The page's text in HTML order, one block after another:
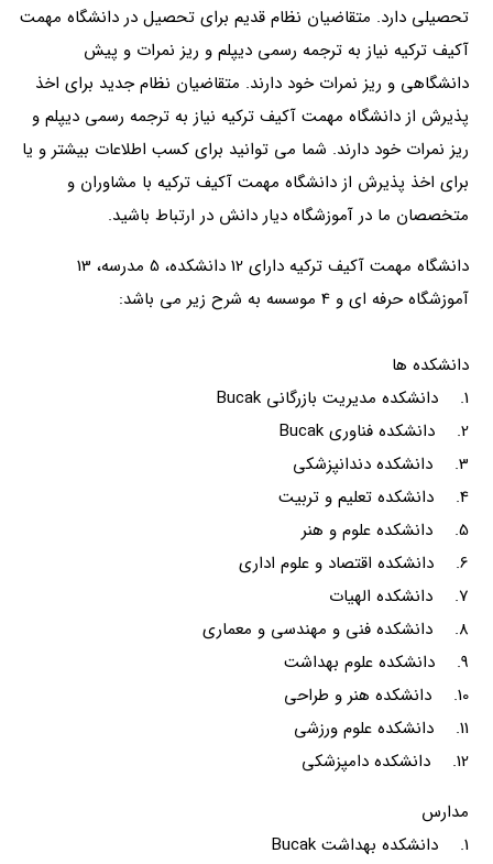
تحصیلی دارد. متقاضیان نظام قدیم برای تحصیل در دانشگاه مهمت
آکیف ترکیه نیاز به ترجمه رسمی دیپلم و ریز نمرات و پیش
دانشگاهی و ریز نمرات خود دارند. متقاضیان نظام جدید برای اخذ
پذیرش از دانشگاه مهمت آکیف ترکیه نیاز به ترجمه رسمی دیپلم و
ریز نمرات خود دارند. شما می توانید برای کسب اطلاعات بیشتر و یا
برای اخذ پذیرش از دانشگاه مهمت آکیف ترکیه با مشاوران و
متخصصان ما در آموزشگاه دیار دانش در ارتباط باشید.
دانشگاه مهمت آکیف ترکیه دارای 12 دانشکده، 5 مدرسه، 13
آموزشگاه حرفه ای و 4 موسسه به شرح زیر می باشد:
دانشکده ها
1. دانشکده مدیریت بازرگانی Bucak
2. دانشکده فناوری Bucak
3. دانشکده دندانپزشکی
4. دانشکده تعلیم و تربیت
5. دانشکده علوم و هنر
6. دانشکده اقتصاد و علوم اداری
7. دانشکده الهیات
8. دانشکده فنی و مهندسی و معماری
9. دانشکده علوم بهداشت
10. دانشکده هنر و طراحی
11. دانشکده علوم ورزشی
12. دانشکده دامپزشکی
مدارس
1. دانشکده بهداشت Bucak